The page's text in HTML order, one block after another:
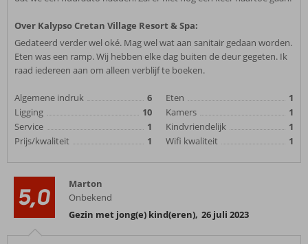
Over Kalypso Cretan Village Resort & Spa:
Gedateerd verder wel oké. Mag wel wat aan sanitair gedaan worden.
Eten was een ramp. Wij hebben elke dag buiten de deur gegeten. Ik
raad iedereen aan om alleen verblijf te boeken.
Algemene indruk
6
Ligging
10
Service
1
Prijs/kwaliteit
1
Eten
1
Kamers
1
Kindvriendelijk
1
Wifi kwaliteit
1
5,0
Marton
Onbekend
Gezin met jong(e) kind(eren), 26 juli 2023